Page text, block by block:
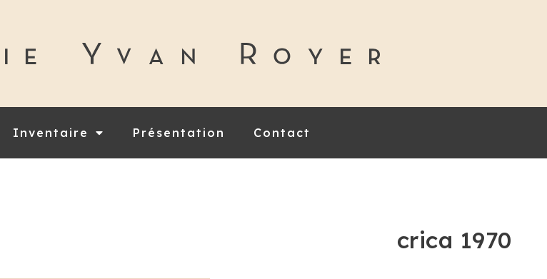
Inventaire Présentation Contact
crica 1970